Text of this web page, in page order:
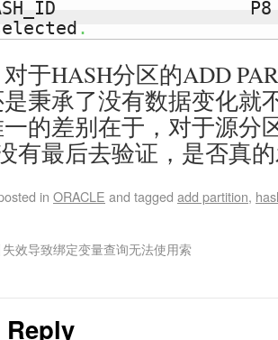
.
于HASH分区的ADD
秉承了没有数据变化就
的差别在于，对于源分
有最后去验证，是否真
in ORACLE and tagged add partition,
效导致绑定变量查询无法使用索
Reply